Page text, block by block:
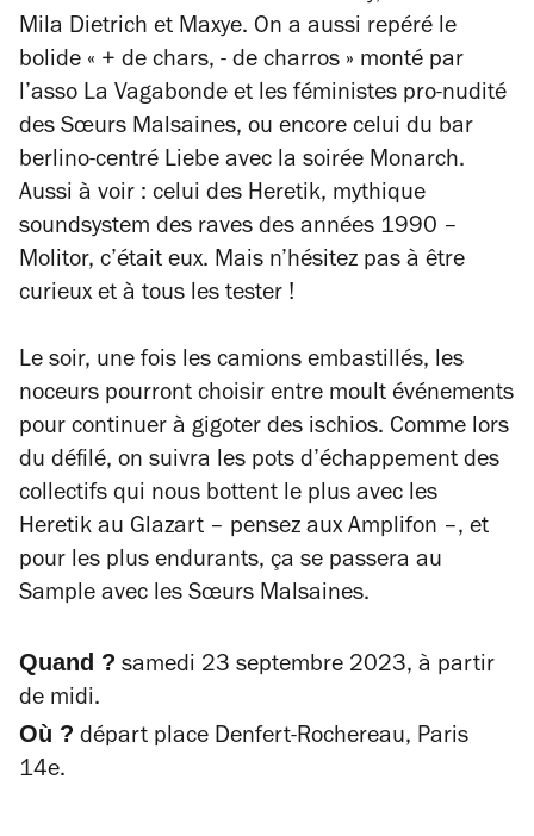
Mila Dietrich et Maxye. On a aussi repéré le
bolide « + de chars, - de charros » monté par
l’asso La Vagabonde et les féministes pro-nudité
des Sœurs Malsaines, ou encore celui du bar
berlino-centré Liebe avec la soirée Monarch.
Aussi à voir : celui des Heretik, mythique
soundsystem des raves des années 1990 –
Molitor, c’était eux. Mais n’hésitez pas à être
curieux et à tous les tester !
Le soir, une fois les camions embastillés, les
noceurs pourront choisir entre moult événements
pour continuer à gigoter des ischios. Comme lors
du défilé, on suivra les pots d’échappement des
collectifs qui nous bottent le plus avec les
Heretik au Glazart – pensez aux Amplifon –, et
pour les plus endurants, ça se passera au
Sample avec les Sœurs Malsaines.
Quand ? samedi 23 septembre 2023, à partir
de midi.
Où ? départ place Denfert-Rochereau, Paris
14e.